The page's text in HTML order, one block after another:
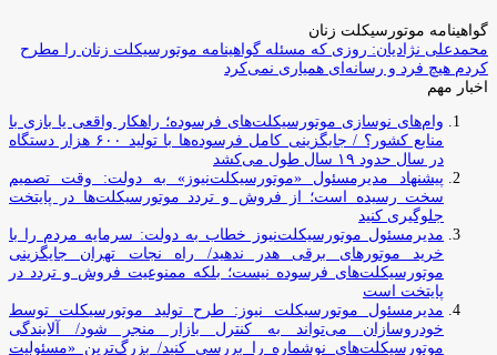
گواهینامه موتورسیکلت زنان
محمدعلی نژادیان: روزی که مسئله گواهینامه موتورسیکلت زنان را مطرح
کردم هیچ فرد و رسانه‌ای همیاری نمی‌کرد
اخبار مهم
وام‌های نوسازی موتورسیکلت‌های فرسوده؛ راهکار واقعی یا بازی با
منابع کشور؟ / جایگزینی کامل فرسوده‌ها با تولید ۶۰۰ هزار دستگاه
در سال حدود ۱۹ سال طول می‌کشد
پیشنهاد مدیرمسئول «موتورسیکلت‌نیوز» به دولت: وقت تصمیم
سخت رسیده است؛ از فروش و تردد موتورسیکلت‌ها در پایتخت
جلوگیری کنید
مدیرمسئول موتورسیکلت‌نیوز خطاب به دولت: سرمایه مردم را با
خرید موتورهای برقی هدر ندهید/ راه نجات تهران جایگزینی
موتورسیکلت‌های فرسوده نیست؛ بلکه ممنوعیت فروش و تردد در
پایتخت است
مدیرمسئول موتورسیکلت نیوز: طرح تولید موتورسیکلت توسط
خودروسازان می‌تواند به کنترل بازار منجر شود/ آلایندگی
موتورسیکلت‌های نوشماره را بررسی کنید/ بزرگ‌ترین «مسئولیت